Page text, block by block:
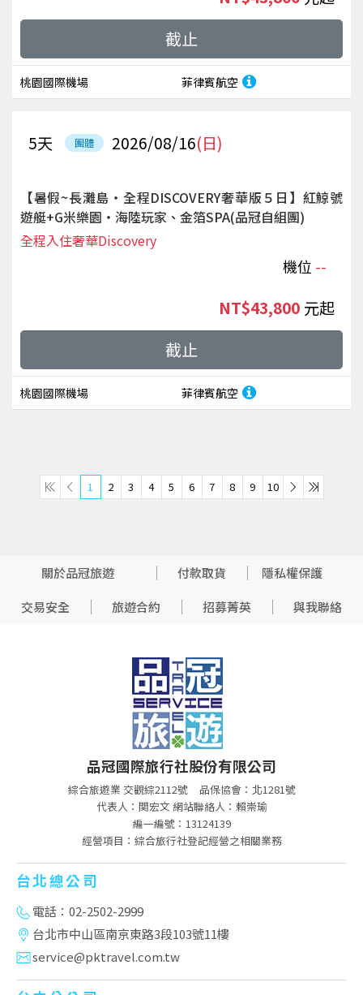
桃園國際機場 菲律賓航空
截止
團體 2026/08/16(日)
5天
【暑假~長灘島‧全程DISCOVERY奢華版５日】紅鯨號
遊艇+G米樂園‧海陸玩家、金箔SPA(品冠自組團)
機位 --
全程入住奢華Discovery
桃園國際機場 菲律賓航空
NT$43,800 起
截止
1 2 3 4 5 6 7 8 9 10
關於品冠旅遊 付款取貨
隱私權保護
交易安全
旅遊合約 招募菁英 與我聯絡
品冠國際旅行社股份有限公司
綜合旅遊業 交觀綜2112號
品保協會：北1281號
代表人：関宏文 網站聯絡人：賴崇瑜
編一編號：13124139
經營項目：綜合旅行社登記經營之相關業務
台北總公司
電話：02-2502-2999
台北市中山區南京東路3段103號11樓
service@pktravel.com.tw